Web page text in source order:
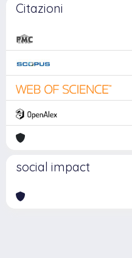
Citazioni
social impact